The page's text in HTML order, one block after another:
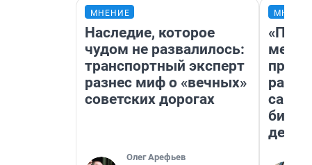
МНЕНИЕ
Наследие, которое
чудом не развалилось:
транспортный эксперт
разнес миф о «вечных»
советских дорогах
Олег Арефьев